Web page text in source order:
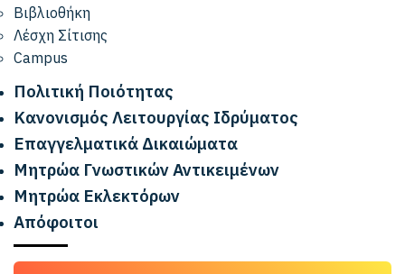
Βιβλιοθήκη
Λέσχη Σίτισης
Campus
Πολιτική Ποιότητας
Κανονισμός Λειτουργίας Ιδρύματος
Επαγγελματικά Δικαιώματα
Μητρώα Γνωστικών Αντικειμένων
Μητρώα Εκλεκτόρων
Απόφοιτοι